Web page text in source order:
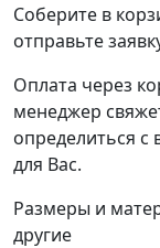
Соберите в
отправьте
Оплата через
менеджер
определиться
для Вас.
Размеры и
другие